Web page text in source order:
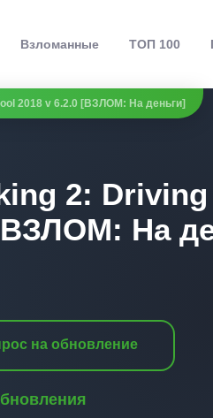
Взломанные ТОП 100
2018 v 6.2.0 [ВЗЛОМ: На деньги]
2:
На
на обновление